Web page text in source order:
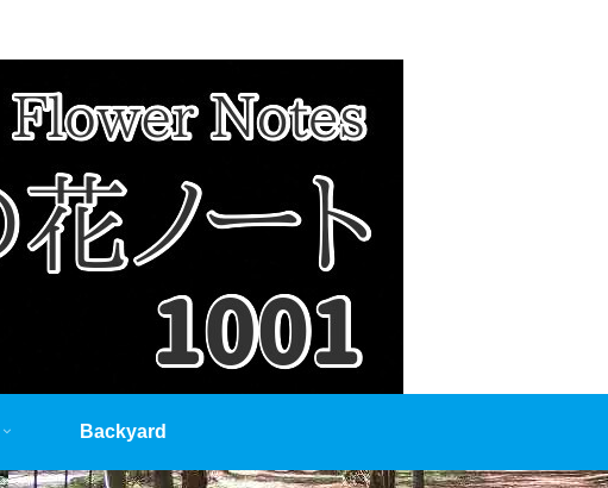
Backyard